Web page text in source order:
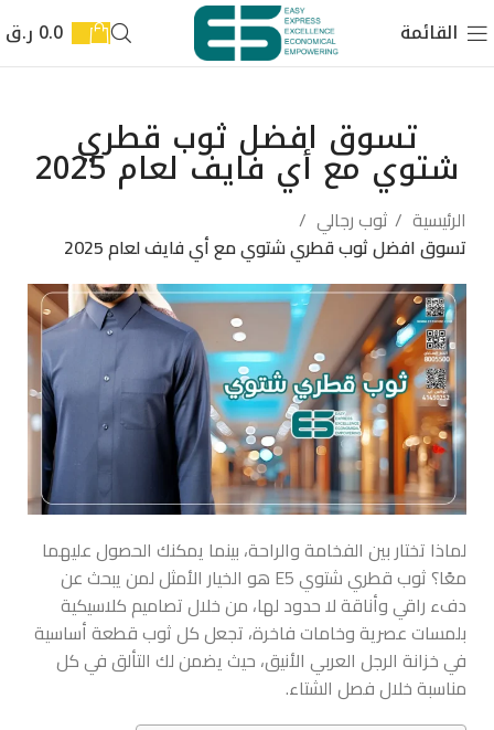
القائمة 0.0 ر.ق
تسوق افضل ثوب قطري
شتوي مع أي فايف لعام 2025
الرئيسية
ثوب رجالي
تسوق افضل ثوب قطري شتوي مع أي فايف لعام 2025
لماذا تختار بين الفخامة والراحة، بينما يمكنك الحصول عليهما
معًا؟ ثوب قطري شتوي E5 هو الخيار الأمثل لمن يبحث عن
دفء راقي وأناقة لا حدود لها، من خلال تصاميم كلاسيكية
بلمسات عصرية وخامات فاخرة، تجعل كل ثوب قطعة أساسية
في خزانة الرجل العربي الأنيق، حيث يضمن لك التألق في كل
مناسبة خلال فصل الشتاء.